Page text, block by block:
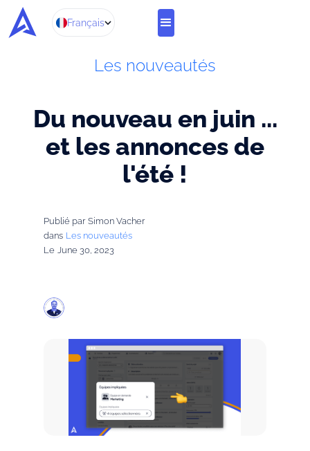
Français
Les nouveautés
Du nouveau en juin ...
et les annonces de
l'été !
Publié par Simon Vacher
dans Les nouveautés
Le June 30, 2023